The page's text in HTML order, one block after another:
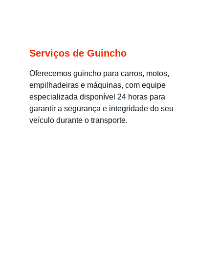
Serviços de Guincho
Oferecemos guincho para carros, motos,
empilhadeiras e máquinas, com equipe
especializada disponível 24 horas para
garantir a segurança e integridade do seu
veículo durante o transporte.